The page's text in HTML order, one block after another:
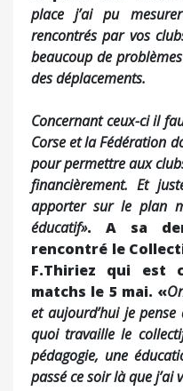
place j’ai pu
rencontrés par vos
beaucoup de
des déplacements.
Concernant ceux-ci il
Corse et la Fédération
pour permettre aux
financièrement. Et
apporter sur le plan
éducatif». A sa
rencontré le
F.Thiriez qui est
matchs le 5 mai. «
et aujourd’hui je
quoi travaille le
pédagogie, une
passé ce soir là que j’ai